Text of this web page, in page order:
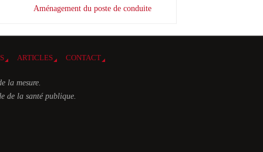
Aménagement du poste de conduite
ARTICLES CONTACT
la mesure.
de la santé publique.